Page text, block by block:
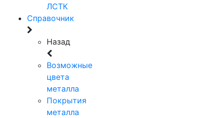
ЛСТК
Справочник
Назад
Возможные
цвета
металла
Покрытия
металла